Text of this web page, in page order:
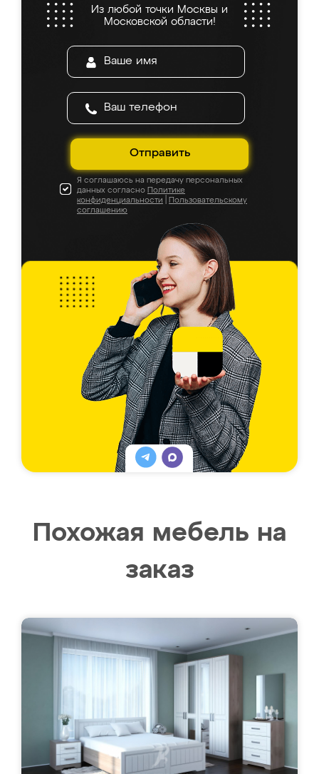
Из любой точки Москвы и
Московской области!
Отправить
Я соглашаюсь на передачу персональных
данных согласно Политике
конфиденциальности
Пользовательскому
соглашению
Похожая мебель на
заказ